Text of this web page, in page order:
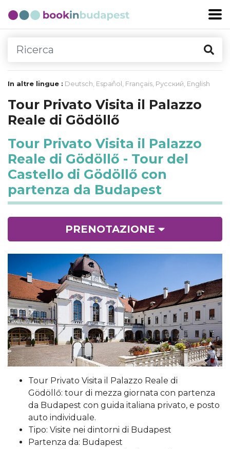
In altre lingue : Deutsch, Español , Français, Русский, English
Tour Privato Visita il Palazzo
Reale di Gödöllő
Tour Privato Visita il Palazzo
Reale di Gödöllő - Tour del
Castello di Gödöllő con
partenza da Budapest
Tour Privato Visita il Palazzo Reale di
Gödöllő: tour di mezza giornata con partenza
da Budapest con guida italiana privato, e posto
auto individuale.
Tipo: Visite nei dintorni di Budapest
Partenza da: Budapest
PRENOTAZIONE